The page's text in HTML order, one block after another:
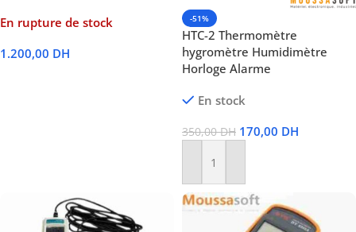
En rupture de stock
1.200,00 DH
-51%
HTC-2 Thermomètre
hygromètre Humidimètre
Horloge Alarme
En stock
350,00DH 170,00 DH
Ajouter Au Panier